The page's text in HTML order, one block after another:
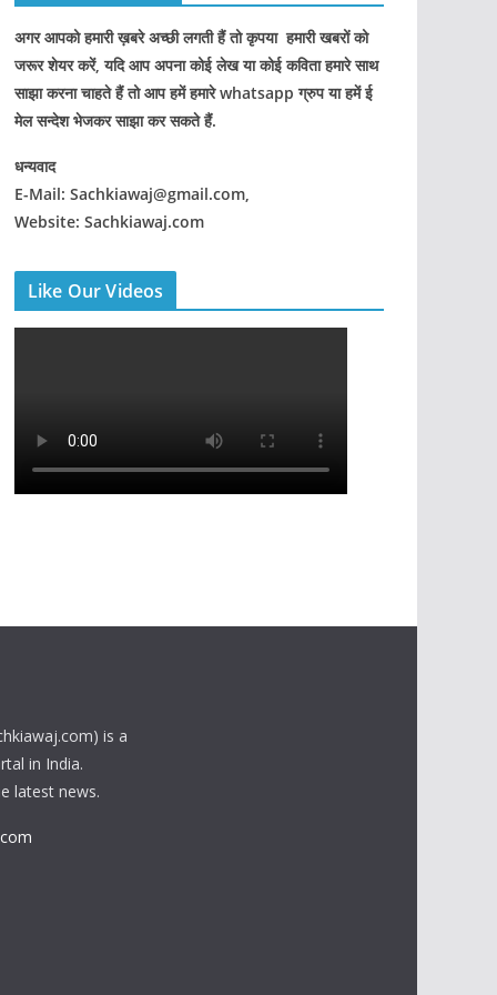
अगर आपको हमारी ख़बरे अच्छी लगती हैं तो कृपया हमारी खबरों को
जरूर शेयर करें, यदि आप अपना कोई लेख या कोई कविता हमारे साथ
साझा करना चाहते हैं तो आप हमें हमारे whatsapp ग्रुप या हमें ई
मेल सन्देश भेजकर साझा कर सकते हैं.
धन्यवाद
E-Mail: Sachkiawaj@gmail.com,
Website: Sachkiawaj.com
Like Our Videos
is a
in India.
latest news.